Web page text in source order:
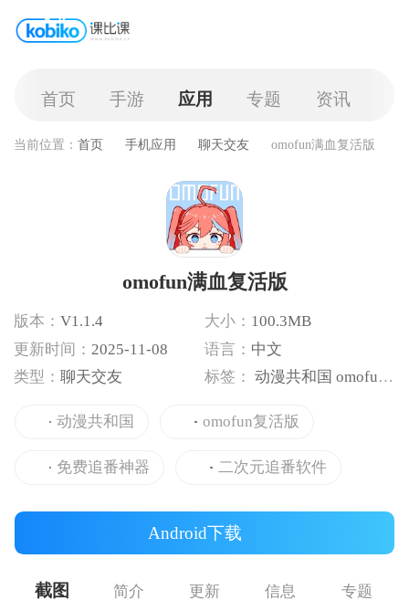
首页 手游 应用 专题 资讯
当前位置： 首页 手机应用 聊天交友 omofun满血复活版
omofun满血复活版
版本： V1.1.4 大小： 100.3MB
更新时间： 2025-11-08 语言： 中文
类型： 聊天交友 标签： 动漫共和国 omofun复活版
动漫共和国 omofun复活版
免费追番神器 二次元追番软件
Android下载
截图 简介 更新 信息 专题